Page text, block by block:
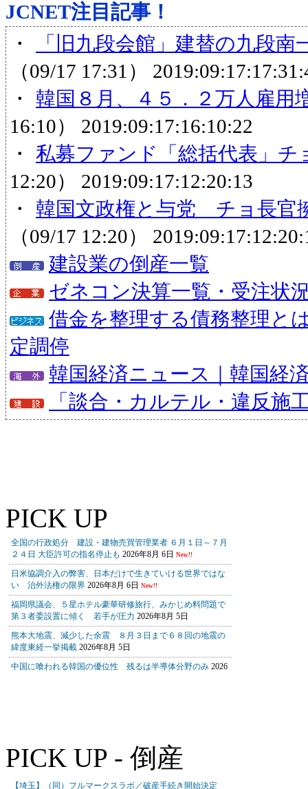
JCNET注目記事！
・
「旧九段会館」建替の九段
（09/17 17:31）
・ 韓国８月、４５．２万人雇用
16:10） 2019:09:17:16:10:22
・ 私募ファンド「総括代表」
12:20） 2019:09:17:12:20:13
・ 韓国文政権と与党 チョ長官
（09/17 12:20）
建設業の倒産一覧
ゼネコン決算一覧・受注状
借金を整理する債務整理と
定調停
韓国経済ニュース｜韓国経
「談合・カルテル・違反施
PICK UP
PICK UP - 倒産